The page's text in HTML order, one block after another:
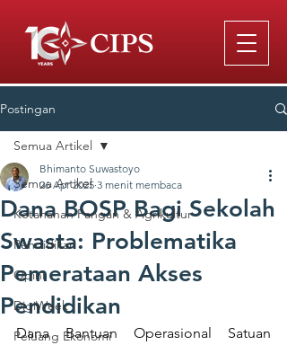
Postingan
Semua Artikel
Ketahanan Pangan & Agrikultur
Pendidikan
Opini
DigiWeek
Peluang Ekonomi
Semua Artikel
Dana BOSP Bagi Sekolah
Swasta: Problematika
Pemerataan Akses
Pendidikan
Bhimanto Suwastoyo
26 Apr 2025 3 menit membaca
Dana Bantuan Operasional Satuan